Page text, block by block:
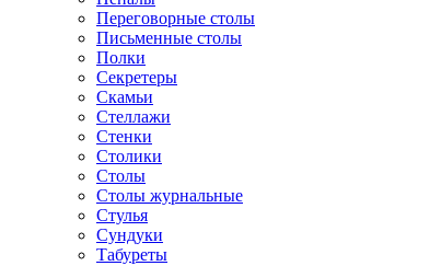
Переговорные столы
Письменные столы
Полки
Секретеры
Скамьи
Стеллажи
Стенки
Столики
Столы
Столы журнальные
Стулья
Сундуки
Табуреты